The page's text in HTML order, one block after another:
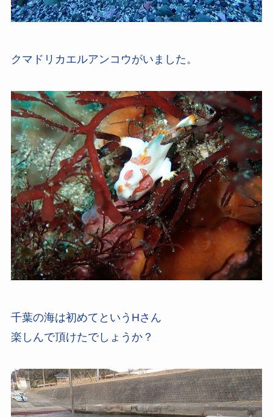
クマドリカエルアンコウがいました。
千葉の海は初めてというHさん
楽しんで頂けたでしょうか？